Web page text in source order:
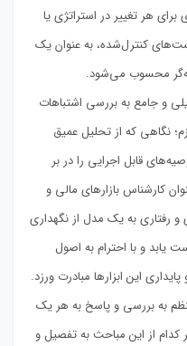
هر تغییر در استراتژی یا
کنترل‌شده، به عنوان یک
محسوب می‌شود.
و جامع به بررسی اشتباهات
نگاهی که از تحلیل عمیق
قابل اجرایی را در بر
کارشناس بازارهای مالی و
و رفتاری به یک مدل از نگهداری
یابد و با احترام به اصول
این ابزارها مبادرت ورزد.
به بررسی و پاسخ به هر یک
کدام از این مباحث به تفصیل و